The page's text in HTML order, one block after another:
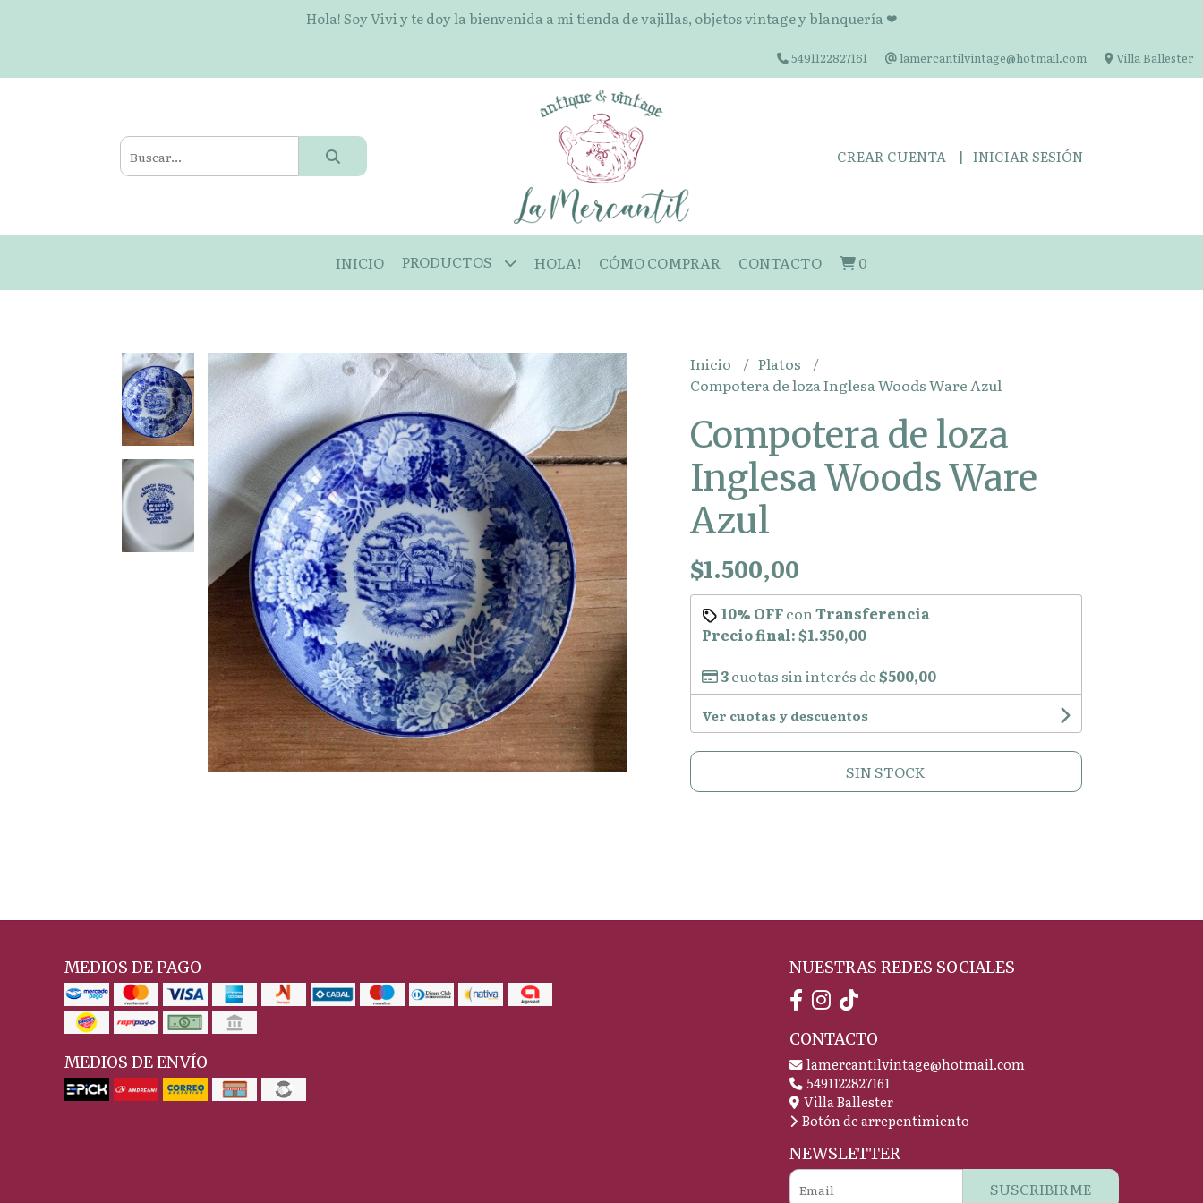
Hola! Soy Vivi y te doy la bienvenida a mi tienda de vajillas, objetos vintage y blanquería ❤
5491122827161 lamercantilvintage@hotmail.com Villa Ballester
CREAR CUENTA INICIAR SESIÓN
INICIO PRODUCTOS HOLA! CÓMO COMPRAR CONTACTO 0
Inicio
Platos
Compotera de loza Inglesa Woods Ware Azul
Compotera de loza
Inglesa Woods Ware
Azul
$1.500,00
10% OFFconTransferencia
Precio final:$1.350,00
3cuotas sin interés de$500,00
Ver cuotas y descuentos
SIN STOCK
MEDIOS DE PAGO
MEDIOS DE ENVÍO
NUESTRAS REDES SOCIALES
CONTACTO
lamercantilvintage@hotmail.com
5491122827161
Villa Ballester
Botón de arrepentimiento
NEWSLETTER
SUSCRIBIRME